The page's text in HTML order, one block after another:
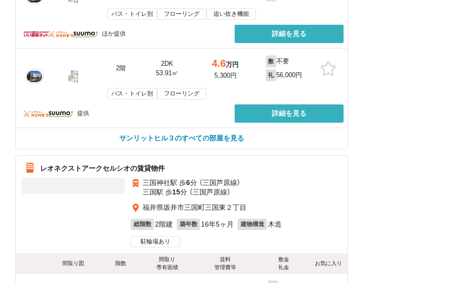
バス・トイレ別 フローリング 追い炊き機能
ほか提供 詳細を見る
2階
2DK
53.91㎡
4.6万円
5,300円
敷 不要
礼 56,000円
バス・トイレ別 フローリング
提供 詳細を見る
サンリットヒル３のすべての部屋を見る
レオネクストアークセルシオの賃貸物件
三国神社駅 歩6分 （三国芦原線）
三国駅 歩15分 （三国芦原線）
福井県坂井市三国町三国東２丁目
総階数 2階建 築年数 16年5ヶ月 建物構造 木造
駐輪場あり
間取り図 階数
間取り
専有面積
賃料
管理費等
敷金
礼金
お気に入り